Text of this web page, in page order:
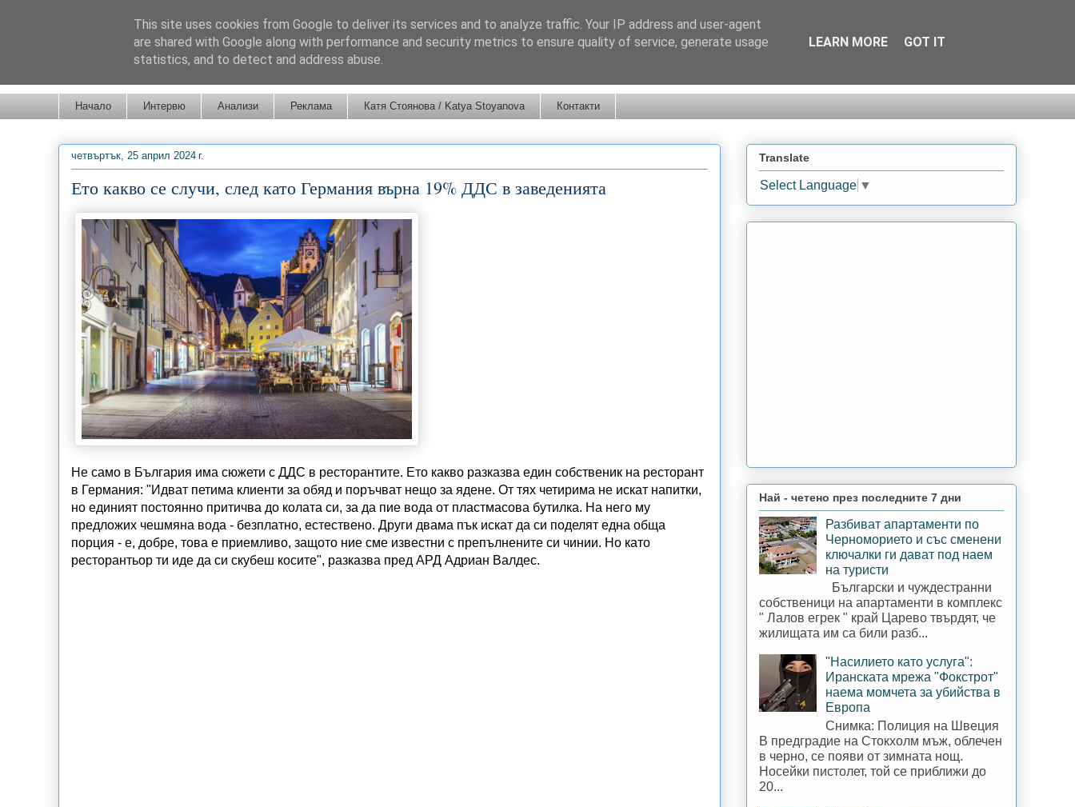
Начало Интервю Анализи Реклама Катя Стоянова / Katya Stoyanova Контакти
четвъртък, 25 април 2024 г.
Ето какво се случи, след като Германия върна 19% ДДС в заведенията
Не само в България има сюжети с ДДС в ресторантите. Ето какво разказва един собственик на ресторант
в Германия: "Идват петима клиенти за обяд и поръчват нещо за ядене. От тях четирима не искат напитки,
но единият постоянно притичва до колата си, за да пие вода от пластмасова бутилка. На него му
предложих чешмяна вода - безплатно, естествено. Други двама пък искат да си поделят една обща
порция - е, добре, това е приемливо, защото ние сме известни с препълнените си чинии. Но като
ресторантьор ти иде да си скубеш косите", разказва пред АРД Адриан Валдес.
Translate
Select Language ▼
Най - четено през последните 7 дни
Разбиват апартаменти по
Черноморието и със сменени
ключалки ги дават под наем
на туристи
Български и чуждестранни
собственици на апартаменти в комплекс
" Лалов егрек " край Царево твърдят, че
жилищата им са били разб...
"Насилието като услуга":
Иранската мрежа "Фокстрот"
наема момчета за убийства в
Европа
Снимка: Полиция на Швеция
В предградие на Стокхолм мъж, облечен
в черно, се появи от зимната нощ.
Носейки пистолет, той се приближи до
20...
This site uses cookies from Google to deliver its services and to analyze traffic. Your IP address and user-agent
are shared with Google along with performance and security metrics to ensure quality of service, generate usage
statistics, and to detect and address abuse.
LEARN MORE GOT IT